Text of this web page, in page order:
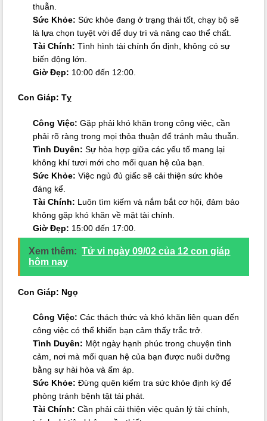
thuẫn.
Sức Khỏe: Sức khỏe đang ở trạng thái tốt, chạy bộ sẽ
là lựa chọn tuyệt vời để duy trì và nâng cao thể chất.
Tài Chính: Tình hình tài chính ổn định, không có sự
biến động lớn.
Giờ Đẹp: 10:00 đến 12:00.
Con Giáp: Tỵ
Công Việc: Gặp phải khó khăn trong công việc, cần
phải rõ ràng trong mọi thỏa thuận để tránh mâu thuẫn.
Tình Duyên: Sự hòa hợp giữa các yếu tố mang lại
không khí tươi mới cho mối quan hệ của bạn.
Sức Khỏe: Việc ngủ đủ giấc sẽ cải thiện sức khỏe
đáng kể.
Tài Chính: Luôn tìm kiếm và nắm bắt cơ hội, đảm bảo
không gặp khó khăn về mặt tài chính.
Giờ Đẹp: 15:00 đến 17:00.
Xem thêm: Tử vi ngày 09/02 của 12 con giáp
hôm nay
Con Giáp: Ngọ
Công Việc: Các thách thức và khó khăn liên quan đến
công việc có thể khiến bạn cảm thấy trắc trở.
Tình Duyên: Một ngày hạnh phúc trong chuyện tình
cảm, nơi mà mối quan hệ của bạn được nuôi dưỡng
bằng sự hài hòa và ấm áp.
Sức Khỏe: Đừng quên kiểm tra sức khỏe định kỳ để
phòng tránh bệnh tật tái phát.
Tài Chính: Cần phải cải thiện việc quản lý tài chính,